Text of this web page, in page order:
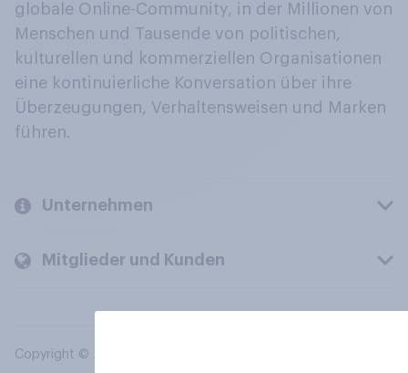
globale Online-Community, in der Millionen von
Menschen und Tausende von politischen,
kulturellen und kommerziellen Organisationen
eine kontinuierliche Konversation über ihre
Überzeugungen, Verhaltensweisen und Marken
führen.
Unternehmen
Mitglieder und Kunden
Copyright © 2026 YouGov PLC. Alle Rechte vorbehalten.